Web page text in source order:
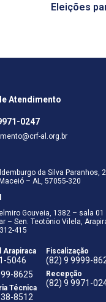
Eleições
Atendimento
0247
al.org.br
da Silva Paranhos,
– AL, 57055-320
Gouveia, 1382 – sala 01
– Sen. Teotônio Vilela,
415
Arapiraca
5046
8625
Técnica
8512
Fiscalização
(82) 9 9999-
Recepção
(82) 9 9971-